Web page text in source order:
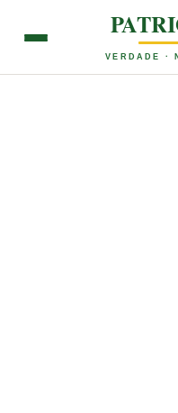
VERDADE ·